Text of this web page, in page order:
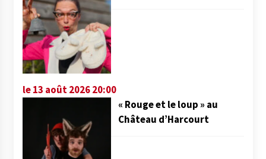
le 13 août 2026 20:00
« Rouge et le loup » au
Château d’Harcourt